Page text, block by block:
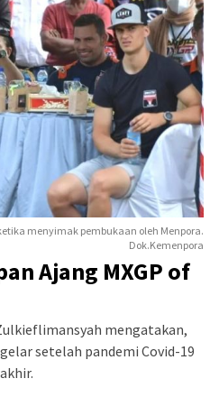
menyimak pembukaan oleh Menpora.
Dok.Kemenpora
Ajang MXGP of
mengatakan,
setelah pandemi Covid-19